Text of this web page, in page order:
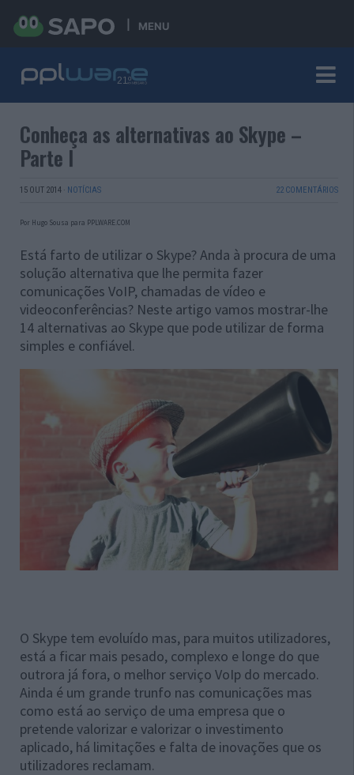
MENU
Conheça as alternativas ao Skype –
Parte I
15 OUT 2014 · NOTÍCIAS 22 COMENTÁRIOS
Por Hugo Sousa para PPLWARE.COM
Está farto de utilizar o Skype? Anda à procura de uma
solução alternativa que lhe permita fazer
comunicações VoIP, chamadas de vídeo e
videoconferências? Neste artigo vamos mostrar-lhe
14 alternativas ao Skype que pode utilizar de forma
simples e confiável.
O Skype tem evoluído mas, para muitos utilizadores,
está a ficar mais pesado, complexo e longe do que
outrora já fora, o melhor serviço VoIp do mercado.
Ainda é um grande trunfo nas comunicações mas
como está ao serviço de uma empresa que o
pretende valorizar e valorizar o investimento
aplicado, há limitações e falta de inovações que os
utilizadores reclamam.